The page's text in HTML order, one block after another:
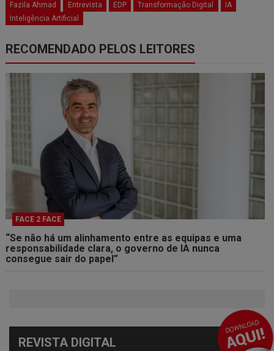
Fazila Ahmad Entrevista EDP Transformação Digital
IA
Inteligência Artificial
RECOMENDADO PELOS LEITORES
FACE 2 FACE
“Se não há um alinhamento entre as equipas e uma
responsabilidade clara, o governo de IA nunca
consegue sair do papel”
REVISTA DIGITAL